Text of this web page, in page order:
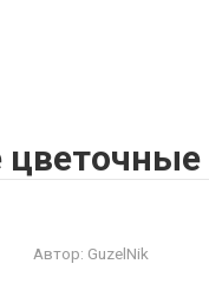
Автор: GuzelNik